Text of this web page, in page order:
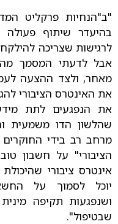
"ב"הנחיות פרקליט
בהיעדר שיתוף
לרגישות שצריכה
אבל לדעתי המסמך
מאחר, ולצד ההצעה
את האינטרס הציבורי
שהלשון הדו משמעית
מרחב רב בידי
הציבורי" על חשבון
אינטרס ציבורי
יוכל לסמוך על
ושנפגעות תקיפה
שבטיפול".